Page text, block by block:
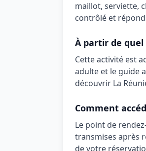
maillot, serviette,
contrôlé et
À partir de
Cette activité est
adulte et le guide
découvrir La
Comment
Le point de
transmises après
de votre